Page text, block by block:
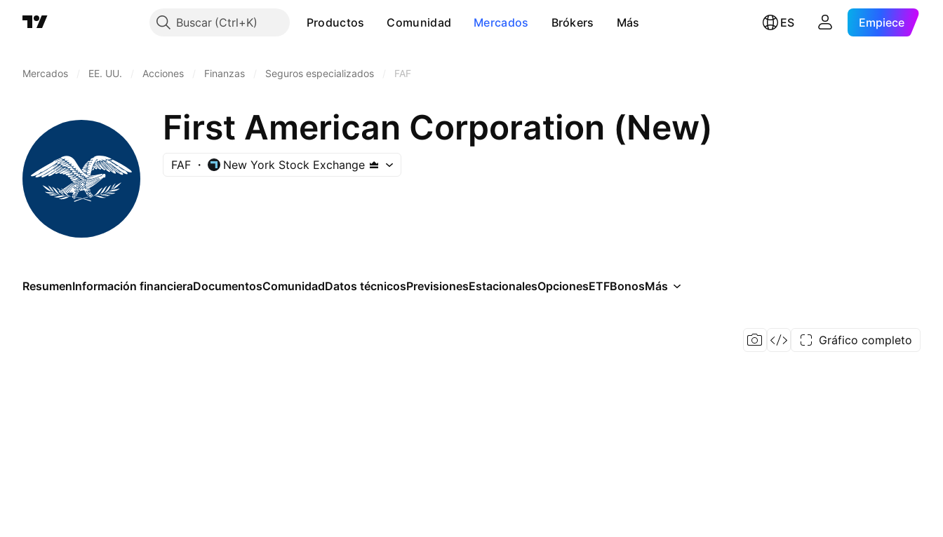
Buscar Productos Comunidad Mercados Brókers Más ES Empiece
Mercados EE. UU. Acciones Finanzas Seguros especializados FAF
First American Corporation (New)
FAF New York Stock Exchange
ResumenInformación financieraDocumentosComunidadDatos técnicosPrevisionesEstacionalesOpcionesETFBonosMás
Gráfico completo